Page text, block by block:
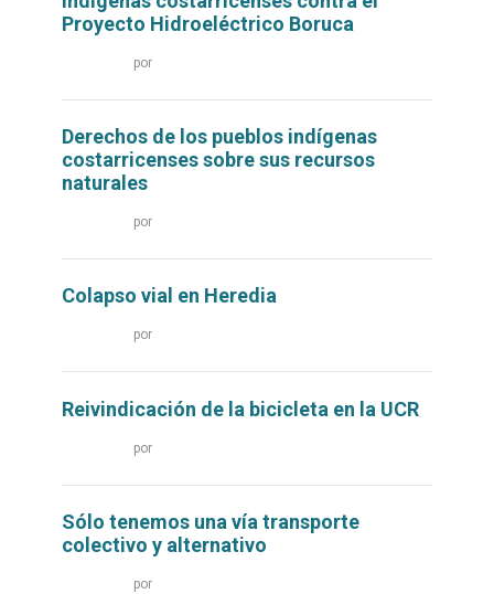
Proyecto Hidroeléctrico Boruca
por
Derechos de los pueblos indígenas
costarricenses sobre sus recursos
naturales
por
Colapso vial en Heredia
por
Reivindicación de la bicicleta en la UCR
por
Sólo tenemos una vía transporte
colectivo y alternativo
por